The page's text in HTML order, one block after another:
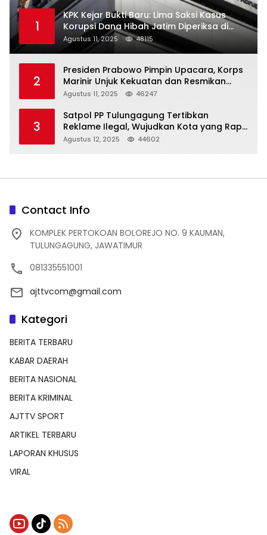
1
KPK Kejar Bukti Baru: Lima Saksi Kasus
Korupsi Dana Hibah Jatim Diperiksa di
Trenggalek
Agustus 11, 2025 48115
2
Presiden Prabowo Pimpin Upacara, Korps
Marinir Unjuk Kekuatan dan Resmikan
Struktur Baru
Agustus 11, 2025 46247
3
Satpol PP Tulungagung Tertibkan
Reklame Ilegal, Wujudkan Kota yang Rapi
dan Indah
Agustus 12, 2025 44602
Contact Info
KOMPLEK PERTOKOAN BOLOREJO NO. 9 KAUMAN,
TULUNGAGUNG, JAWATIMUR
081335551001
ajttvcom@gmail.com
Kategori
BERITA TERBARU
KABAR DAERAH
BERITA NASIONAL
BERITA KRIMINAL
AJTTV SPORT
ARTIKEL TERBARU
LAPORAN KHUSUS
VIRAL